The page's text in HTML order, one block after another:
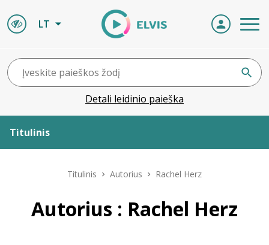
LT
Detali leidinio paieška
Titulinis
Leidiniai
Titulinis Autorius Rachel Herz
Autorius : Rachel Herz